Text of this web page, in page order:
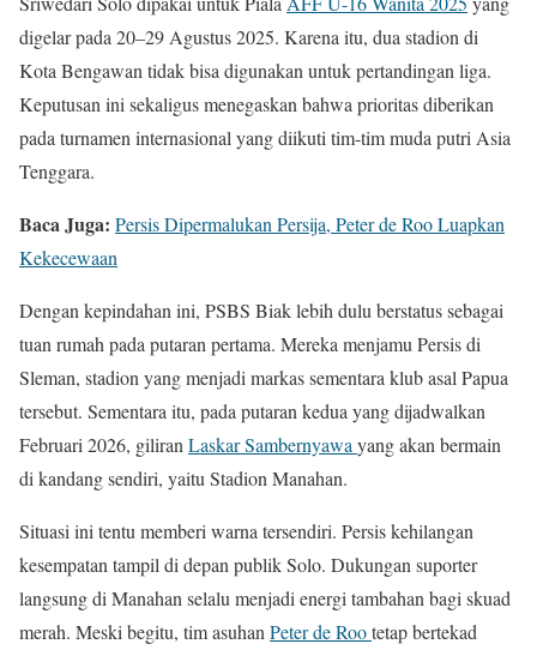
digelar pada 20–29 Agustus 2025. Karena itu, dua stadion di
Kota Bengawan tidak bisa digunakan untuk pertandingan liga.
Keputusan ini sekaligus menegaskan bahwa prioritas diberikan
pada turnamen internasional yang diikuti tim-tim muda putri Asia
Tenggara.
Baca Juga: Persis Dipermalukan Persija, Peter de Roo Luapkan
Kekecewaan
Dengan kepindahan ini, PSBS Biak lebih dulu berstatus sebagai
tuan rumah pada putaran pertama. Mereka menjamu Persis di
Sleman, stadion yang menjadi markas sementara klub asal Papua
tersebut. Sementara itu, pada putaran kedua yang dijadwalkan
Februari 2026, giliran Laskar Sambernyawa yang akan bermain
di kandang sendiri, yaitu Stadion Manahan.
Situasi ini tentu memberi warna tersendiri. Persis kehilangan
kesempatan tampil di depan publik Solo. Dukungan suporter
langsung di Manahan selalu menjadi energi tambahan bagi skuad
merah. Meski begitu, tim asuhan Peter de Rootetap bertekad